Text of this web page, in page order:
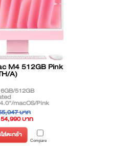
M4 512GB Pink
A)
512GB
macOS/Pink
บาท
บาท
ษี )
ส่ตะกร้า
Compare